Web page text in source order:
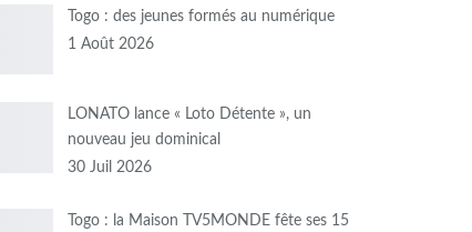
Togo : des jeunes formés au numérique
1 Août 2026
LONATO lance « Loto Détente », un
nouveau jeu dominical
30 Juil 2026
Togo : la Maison TV5MONDE fête ses 15